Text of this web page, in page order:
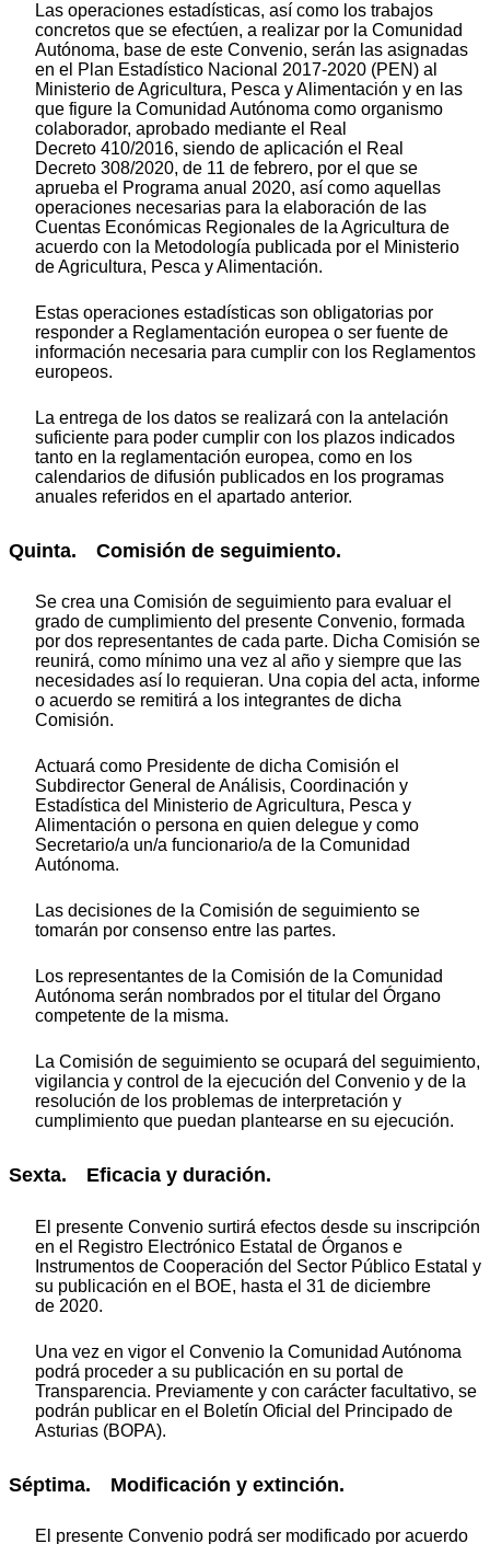
Las operaciones estadísticas, así como los trabajos
concretos que se efectúen, a realizar por la Comunidad
Autónoma, base de este Convenio, serán las asignadas
en el Plan Estadístico Nacional 2017-2020 (PEN) al
Ministerio de Agricultura, Pesca y Alimentación y en las
que figure la Comunidad Autónoma como organismo
colaborador, aprobado mediante el Real
Decreto 410/2016, siendo de aplicación el Real
Decreto 308/2020, de 11 de febrero, por el que se
aprueba el Programa anual 2020, así como aquellas
operaciones necesarias para la elaboración de las
Cuentas Económicas Regionales de la Agricultura de
acuerdo con la Metodología publicada por el Ministerio
de Agricultura, Pesca y Alimentación.
Estas operaciones estadísticas son obligatorias por
responder a Reglamentación europea o ser fuente de
información necesaria para cumplir con los Reglamentos
europeos.
La entrega de los datos se realizará con la antelación
suficiente para poder cumplir con los plazos indicados
tanto en la reglamentación europea, como en los
calendarios de difusión publicados en los programas
anuales referidos en el apartado anterior.
Quinta. Comisión de seguimiento.
Se crea una Comisión de seguimiento para evaluar el
grado de cumplimiento del presente Convenio, formada
por dos representantes de cada parte. Dicha Comisión se
reunirá, como mínimo una vez al año y siempre que las
necesidades así lo requieran. Una copia del acta, informe
o acuerdo se remitirá a los integrantes de dicha
Comisión.
Actuará como Presidente de dicha Comisión el
Subdirector General de Análisis, Coordinación y
Estadística del Ministerio de Agricultura, Pesca y
Alimentación o persona en quien delegue y como
Secretario/a un/a funcionario/a de la Comunidad
Autónoma.
Las decisiones de la Comisión de seguimiento se
tomarán por consenso entre las partes.
Los representantes de la Comisión de la Comunidad
Autónoma serán nombrados por el titular del Órgano
competente de la misma.
La Comisión de seguimiento se ocupará del seguimiento,
vigilancia y control de la ejecución del Convenio y de la
resolución de los problemas de interpretación y
cumplimiento que puedan plantearse en su ejecución.
Sexta. Eficacia y duración.
El presente Convenio surtirá efectos desde su inscripción
en el Registro Electrónico Estatal de Órganos e
Instrumentos de Cooperación del Sector Público Estatal y
su publicación en el BOE, hasta el 31 de diciembre
de 2020.
Una vez en vigor el Convenio la Comunidad Autónoma
podrá proceder a su publicación en su portal de
Transparencia. Previamente y con carácter facultativo, se
podrán publicar en el Boletín Oficial del Principado de
Asturias (BOPA).
Séptima. Modificación y extinción.
El presente Convenio podrá ser modificado por acuerdo